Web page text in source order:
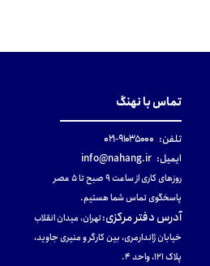
تماس با نهنگ
تلفن: ۹۱۰۳۵۰۰۰-۰۲۱
ایمیل: info@nahang.ir
روزهای کاری از ساعت ۹ صبح تا ۵ عصر
پاسخگوی تماس شما هستیم.
آدرس دفتر مرکزی:تهران، میدان انقلاب
خیابان ژاندارمری، بین کارگر و منیری جاوید،
پلاک 121، واحد ۴.